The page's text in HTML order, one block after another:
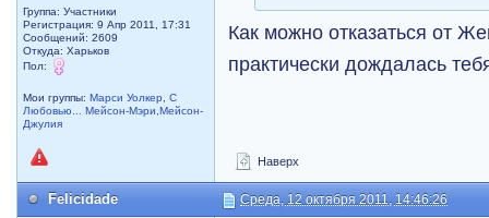
Группа: Участники
Регистрация: 9 Апр 2011, 17:31
Сообщений: 2609
Откуда: Харьков
Пол:
Мои группы:Марси Уолкер ,С
Любовью... Мейсон-Мэри,Мейсон-
Джулия
Как можно отказаться от
практически дождалась
Наверх
Felicidade Среда, 12 октября 2011, 14:46:26